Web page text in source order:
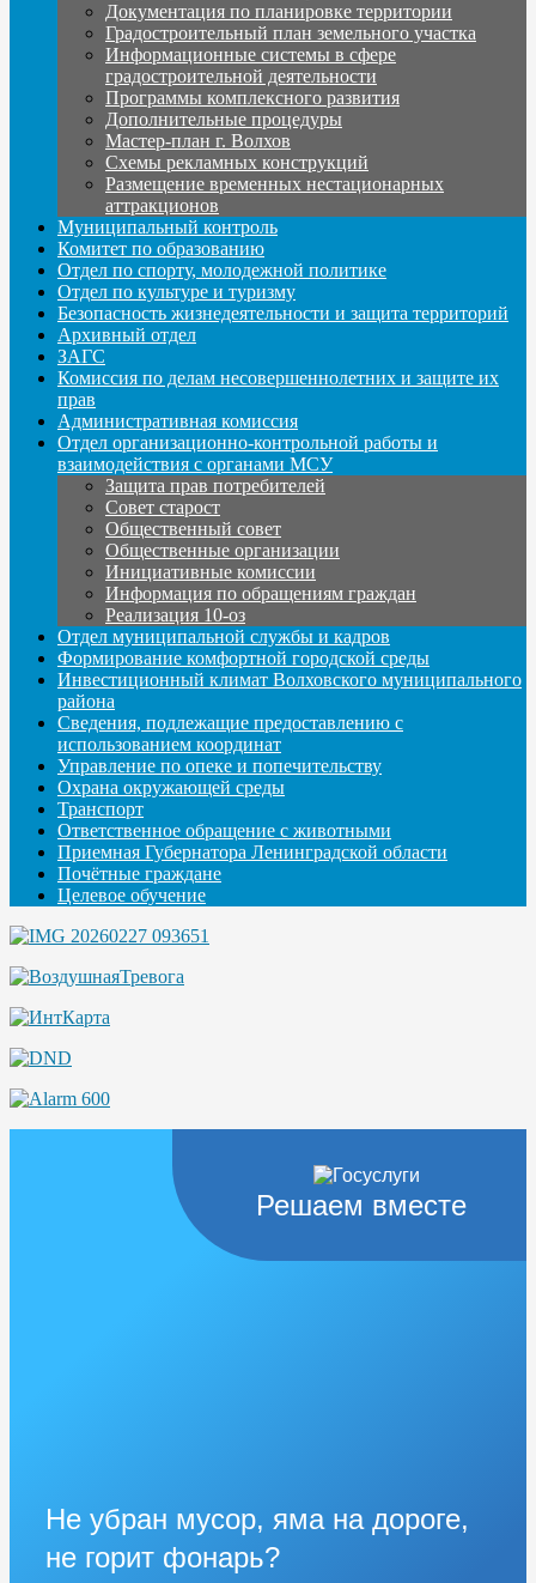
Документация по планировке территории
Градостроительный план земельного участка
Информационные системы в сфере
градостроительной деятельности
Программы комплексного развития
Дополнительные процедуры
Мастер-план г. Волхов
Схемы рекламных конструкций
Размещение временных нестационарных
аттракционов
Муниципальный контроль
Комитет по образованию
Отдел по спорту, молодежной политике
Отдел по культуре и туризму
Безопасность жизнедеятельности и защита территорий
Архивный отдел
ЗАГС
Комиссия по делам несовершеннолетних и защите их
прав
Административная комиссия
Отдел организационно-контрольной работы и
взаимодействия с органами МСУ
Защита прав потребителей
Совет старост
Общественный совет
Общественные организации
Инициативные комиссии
Информация по обращениям граждан
Реализация 10-оз
Отдел муниципальной службы и кадров
Формирование комфортной городской среды
Инвестиционный климат Волховского муниципального
района
Сведения, подлежащие предоставлению с
использованием координат
Управление по опеке и попечительству
Охрана окружающей среды
Транспорт
Ответственное обращение с животными
Приемная Губернатора Ленинградской области
Почётные граждане
Целевое обучение
Решаем вместе
Не убран мусор, яма на дороге,
не горит фонарь?